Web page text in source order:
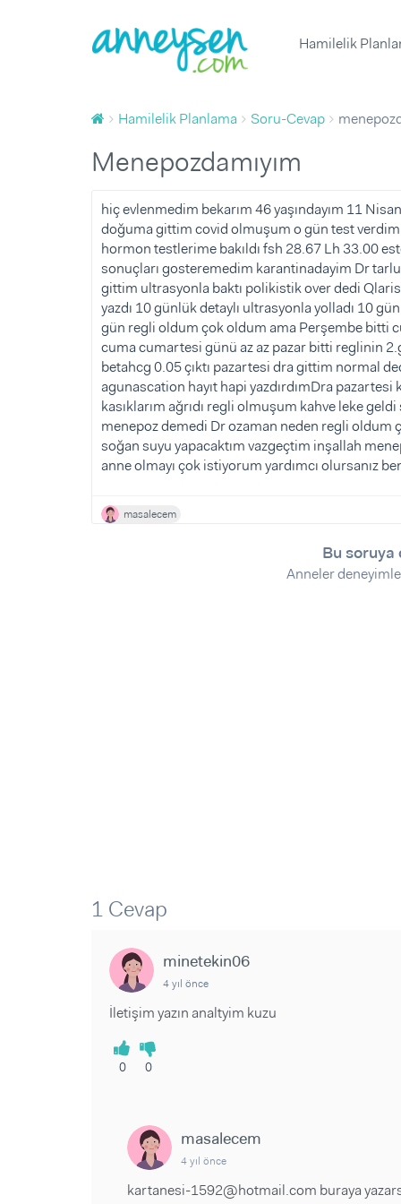
Hamilelik
Hamileliğe Hazırlık
Ovülasyon (Yumurtlama
Hamilelik Belirtileri
Kısırlık ve Tüp Bebek
Sorular ve Yanıtlar
Makaleler
Videolar
Gebelik Hesaplama
Günlük Yaşam
Spor
Doğum
Hamile Kıyafetleri ve Eşyaları
Bebek Hazırlıkları
Ürünler
Sorular ve Yanıtlar
Makaleler
Videolar
Bebek Sağlığı ve Hastalıkları
Bebek Bakımı
Bebekle Yaşam
Emzirme
Doğum Sonrası Anne
Diş Buğdayı ve 1 Yaş Doğum
Ürünler
Sorular ve Yanıtlar
Makaleler
Videolar
Çocuk Sağlığı ve
Davranış
Tuvalet eğitimi
Uyku
Oyun ve Oyuncak
Çocukla Yaşam
Çocuk Eşyaları ve İhtiyaçları
Çocuk Doğum Günü
Çocuk Odası Fikirleri
Eğlence
Ürünler
Videolar
1 Yaş Doğum Günü Butik
Diş Buğdayı ve 1 Yaş Doğum Günü
Baby Shower Partisi Mekanı
Baby Shower ve Hastane Odası
Çocuk Müzik ve Sanat
Çocuk Atölyesi ve Oyun
Çocuk Hareket ve Spor
Tümü
Hamilelik Planlama Soru-Cevap
menepozdamıyım
hiç evlenmedim bekarım 46 yaşındayım 11
doğuma gittim covid olmuşum o gün test verdim
hormon testlerime bakıldı fsh 28.67 Lh 33.00
sonuçları gosteremedim karantinadayim Dr
gittim ultrasyonla baktı polikistik over dedi
yazdı 10 günlük detaylı ultrasyonla yolladı 10
gün regli oldum çok oldum ama Perşembe bitti
cuma cumartesi günü az az pazar bitti reglinin
betahcg 0.05 çıktı pazartesi dra gittim normal
agunascation hayıt hapi yazdırdımDra
kasıklarım ağrıdı regli olmuşum kahve leke
menepoz demedi Dr ozaman neden regli oldum
soğan suyu yapacaktım vazgeçtim inşallah
anne olmayı çok istiyorum yardımcı olursanız
masalecem
Bu
Anneler
1 Cevap
minetekin06
4 yıl önce
İletişim yazın analtyim kuzu
0 0
masalecem
4 yıl önce
kartanesi-1592@hotmail.com buraya